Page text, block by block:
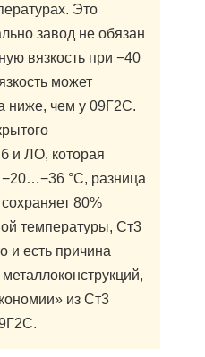
Это
завод не обязан
вязкость при −40
может
ниже, чем у 09Г2С.
и ЛО, которая
°C, разница
80%
температуры, Ст3
и есть причина
из Ст3